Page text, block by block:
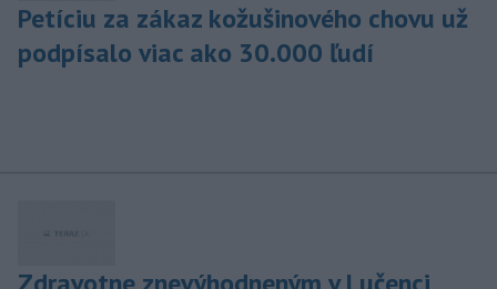
Petíciu za zákaz kožušinového chovu už
podpísalo viac ako 30.000 ľudí